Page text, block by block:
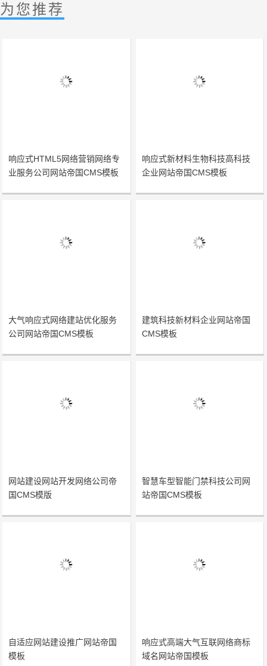
为您推荐
响应式HTML5网络营销网络专
业服务公司网站帝国CMS模板
响应式新材料生物科技高科技
企业网站帝国CMS模板
大气响应式网络建站优化服务
公司网站帝国CMS模板
建筑科技新材料企业网站帝国
CMS模板
网站建设网站开发网络公司帝
国CMS模版
智慧车型智能门禁科技公司网
站帝国CMS模板
自适应网站建设推广网站帝国
模板
响应式高端大气互联网络商标
域名网站帝国模板